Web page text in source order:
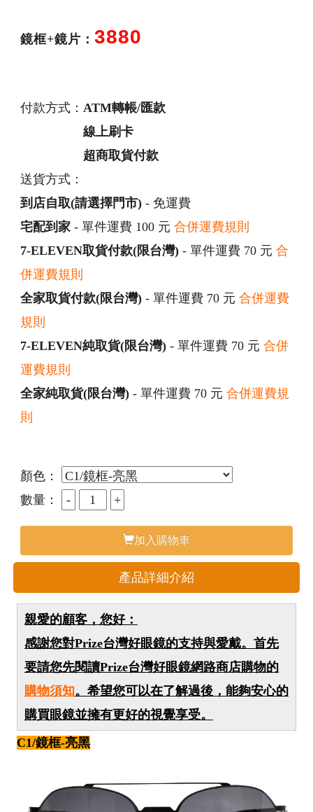
鏡框+鏡片： 3880
付款方式： ATM轉帳/匯款
線上刷卡
超商取貨付款
送貨方式：
到店自取(請選擇門市)- 免運費
宅配到家- 單件運費 100 元 合併運費規則
7-ELEVEN取貨付款(限台灣)- 單件運費 70 元 合
併運費規則
全家取貨付款(限台灣)- 單件運費 70 元 合併運費
規則
7-ELEVEN純取貨(限台灣)- 單件運費 70 元 合併
運費規則
全家純取貨(限台灣)- 單件運費 70 元 合併運費規
則
顏色：
數量：
加入購物車
產品詳細介紹
親愛的顧客，您好：
感謝您對Prize台灣好眼鏡的支持與愛戴。首先
要請您先閱讀Prize台灣好眼鏡網路商店購物的
購物須知。希望您可以在了解過後，能夠安心的
購買眼鏡並擁有更好的視覺享受。
C1/鏡框-亮黑